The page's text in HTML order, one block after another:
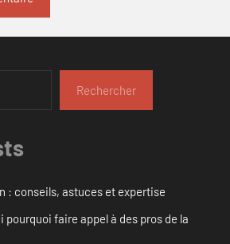
Rechercher
: conseils, astuces et expertise
pourquoi faire appel à des pros de la